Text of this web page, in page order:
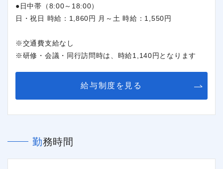
●日中帯（8:00～18:00）
日・祝日 時給：1,860円 月～土 時給：1,550円
※交通費支給なし
※研修・会議・同行訪問時は、時給1,140円となります
給与制度を見る
勤務時間